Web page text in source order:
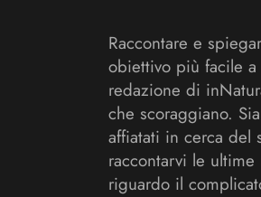
Raccontare e
obiettivo più facile
redazione di
che scoraggiano.
affiatati in cerca del
raccontarvi le
riguardo il